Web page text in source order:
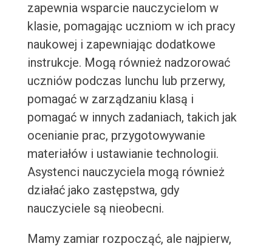
zapewnia wsparcie nauczycielom w
klasie, pomagając uczniom w ich pracy
naukowej i zapewniając dodatkowe
instrukcje. Mogą również nadzorować
uczniów podczas lunchu lub przerwy,
pomagać w zarządzaniu klasą i
pomagać w innych zadaniach, takich jak
ocenianie prac, przygotowywanie
materiałów i ustawianie technologii.
Asystenci nauczyciela mogą również
działać jako zastępstwa, gdy
nauczyciele są nieobecni.
Mamy zamiar rozpocząć, ale najpierw,